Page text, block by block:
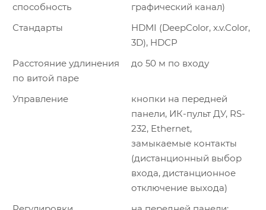
способность
графический канал)
Стандарты
HDMI (DeepColor, x.v.Color,
3D), HDCP
Расстояние удлинения
по витой паре
до 50 м по входу
Управление
кнопки на передней
панели, ИК-пульт ДУ, RS-
232, Ethernet,
замыкаемые контакты
(дистанционный выбор
входа, дистанционное
отключение выхода)